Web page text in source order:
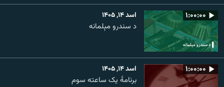
۱:۰۰:۰۰ اسد ۱۴, ۱۴۰۵
د سندرو مېلمانه
۱:۰۰:۰۰ اسد ۱۴, ۱۴۰۵
برنامۀ یک ساعته سوم